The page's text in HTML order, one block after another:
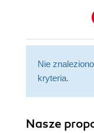
Nie
kryteria.
Nasze